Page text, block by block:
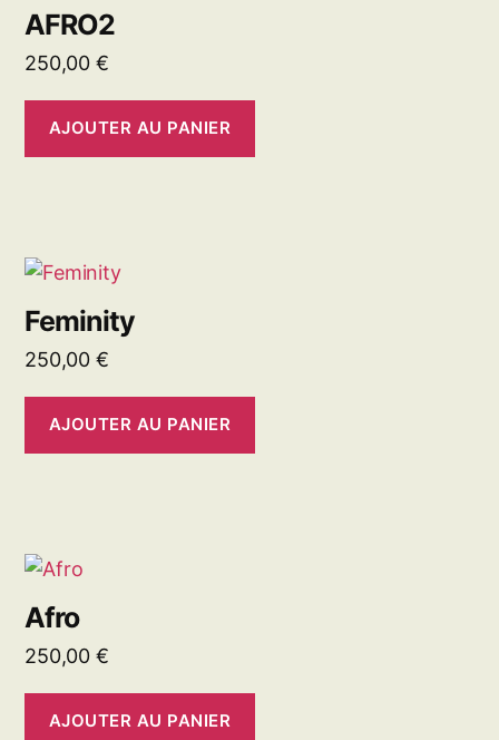
AFRO2
250,00 €
AJOUTER AU PANIER
Feminity
250,00 €
AJOUTER AU PANIER
Afro
250,00 €
AJOUTER AU PANIER